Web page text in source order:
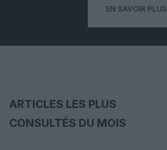
EN SAVOIR PLUS
ARTICLES LES PLUS
CONSULTÉS DU MOIS